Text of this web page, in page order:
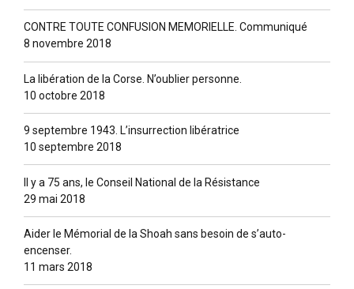
CONTRE TOUTE CONFUSION MEMORIELLE. Communiqué
8 novembre 2018
La libération de la Corse. N’oublier personne.
10 octobre 2018
9 septembre 1943. L’insurrection libératrice
10 septembre 2018
Il y a 75 ans, le Conseil National de la Résistance
29 mai 2018
Aider le Mémorial de la Shoah sans besoin de s’auto-
encenser.
11 mars 2018